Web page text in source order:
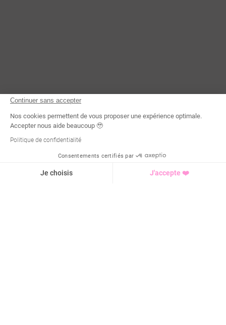
Continuer sans accepter
Nos cookies permettent de vous proposer une expérience optimale.
Accepter nous aide beaucoup 🥹
Politique de confidentialité
Consentements certifiés par
Je choisis J'accepte ❤️